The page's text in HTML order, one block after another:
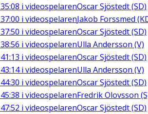
35:08 i videospelarenOscar Sjöstedt (SD)
37:00 i videospelarenJakob Forssmed
37:50 i videospelarenOscar Sjöstedt (SD)
38:56 i videospelarenUlla Andersson (V)
41:13 i videospelarenOscar Sjöstedt (SD)
43:14i videospelarenUlla Andersson (V)
44:30 i videospelarenOscar Sjöstedt (SD)
45:38 i videospelarenFredrik Olovsson
47:52 i videospelarenOscar Sjöstedt (SD)